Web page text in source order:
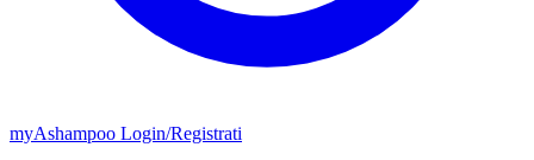
myAshampoo Login/Registrati